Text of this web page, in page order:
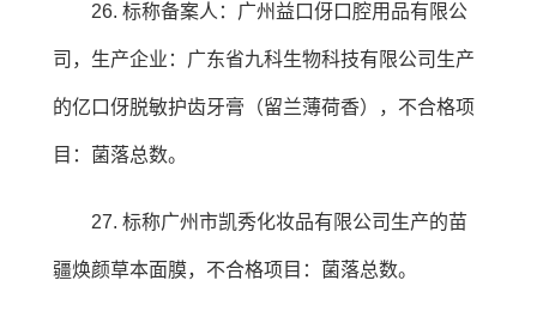
26. 标称备案人：广州益口伢口腔用品有限公
司，生产企业：广东省九科生物科技有限公司生产
的亿口伢脱敏护齿牙膏（留兰薄荷香），不合格项
目：菌落总数。
27. 标称广州市凯秀化妆品有限公司生产的苗
疆焕颜草本面膜，不合格项目：菌落总数。